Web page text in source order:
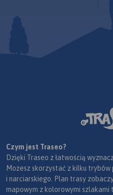
Czym jest Traseo?
Dzięki Traseo z łatwością
Możesz skorzystać z kilku
i narciarskiego. Plan trasy
mapowym z kolorowymi szlakami